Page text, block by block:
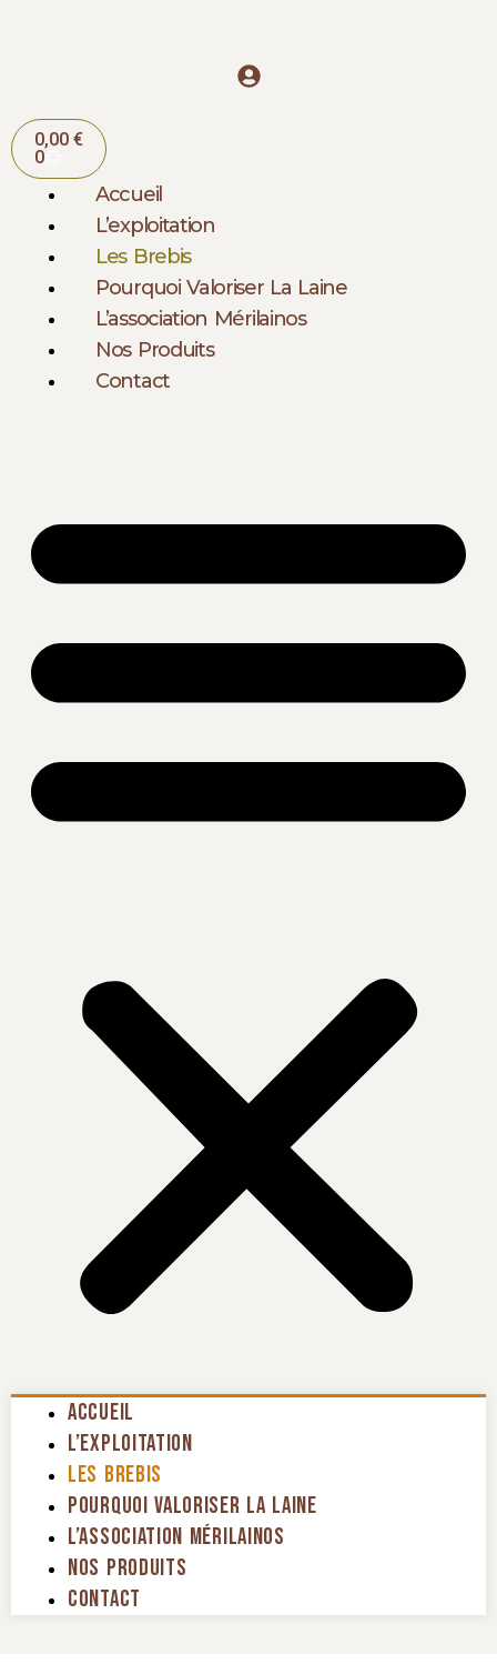
0,00 €
0
Panier
Accueil
L’exploitation
Les Brebis
Pourquoi Valoriser La Laine
L’association Mérilainos
Nos Produits
Contact
Accueil
L’exploitation
Les Brebis
Pourquoi Valoriser La Laine
L’association Mérilainos
Nos Produits
Contact